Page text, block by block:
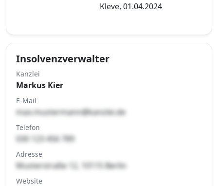
Kleve, 01.04.2024
Insolvenzverwalter
Kanzlei
Markus Kier
E-Mail
max.mustermann@kanzlei.de
Telefon
030 123 456 789
Adresse
Musterstraße 12, 10115 Berlin
Website